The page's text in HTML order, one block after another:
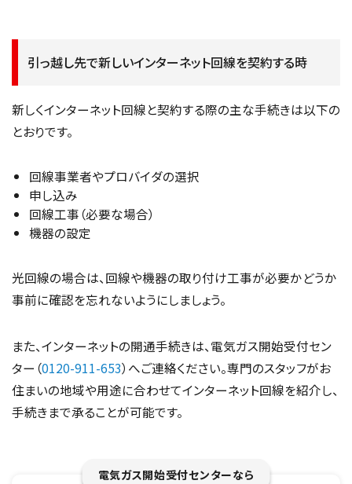
引っ越し先で新しいインターネット回線を契約する時
新しくインターネット回線と契約する際の主な手続きは以下の
とおりです。
回線事業者やプロバイダの選択
申し込み
回線工事（必要な場合）
機器の設定
光回線の場合は、回線や機器の取り付け工事が必要かどうか
事前に確認を忘れないようにしましょう。
また、インターネットの開通手続きは、電気ガス開始受付セン
ター（0120-911-653）へご連絡ください。専門のスタッフがお
住まいの地域や用途に合わせてインターネット回線を紹介し、
手続きまで承ることが可能です。
電気ガス開始受付センターなら